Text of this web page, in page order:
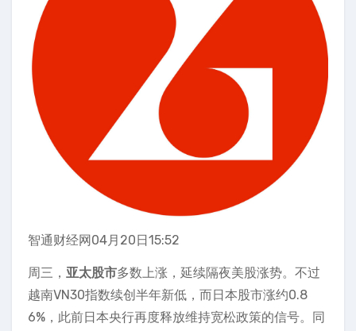
智通财经网04月20日15:52
周三， 亚太股市多数上涨，延续隔夜美股涨势。不过
越南VN30指数续创半年新低，而日本股市涨约0.8
6%，此前日本央行再度释放维持宽松政策的信号。同